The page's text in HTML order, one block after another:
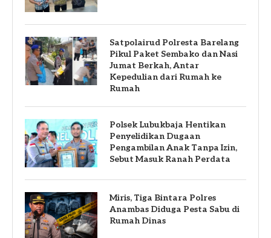
Satpolairud Polresta Barelang
Pikul Paket Sembako dan Nasi
Jumat Berkah, Antar
Kepedulian dari Rumah ke
Rumah
Polsek Lubukbaja Hentikan
Penyelidikan Dugaan
Pengambilan Anak Tanpa Izin,
Sebut Masuk Ranah Perdata
Miris, Tiga Bintara Polres
Anambas Diduga Pesta Sabu di
Rumah Dinas